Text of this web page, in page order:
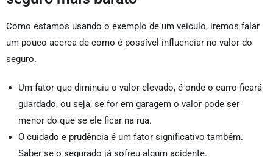
Como estamos usando o exemplo de um veículo, iremos falar
um pouco acerca de como é possível influenciar no valor do
seguro.
Um fator que diminuiu o valor elevado, é onde o carro ficará
guardado, ou seja, se for em garagem o valor pode ser
menor do que se ele ficar na rua.
O cuidado e prudência é um fator significativo também.
Saber se o segurado já sofreu algum acidente.